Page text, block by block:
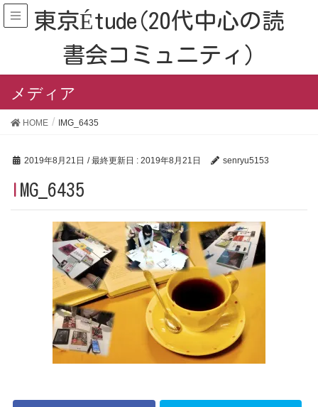
東京Étude(20代中心の読
書会コミュニティ)
メディア
HOME IMG_6435
2019年8月21日 / 最終更新日 : 2019年8月21日 senryu5153
IMG_6435